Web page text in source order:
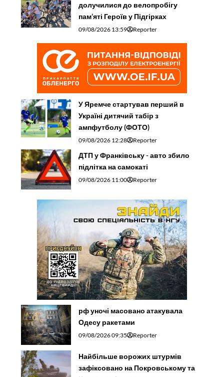
долучилися до велопробігу
пам’яті Героїв у Підгірках
09/08/2026 13:59 Reporter
У Яремче стартував перший в
Україні дитячий табір з
ампфутболу (ФОТО)
09/08/2026 12:28 Reporter
ДТП у Франківську - авто збило
підлітка на самокаті
09/08/2026 11:00 Reporter
рф уночі масовано атакувала
Одесу ракетами
09/08/2026 09:35 Reporter
Найбільше ворожих штурмів
зафіксовано на Покровському та